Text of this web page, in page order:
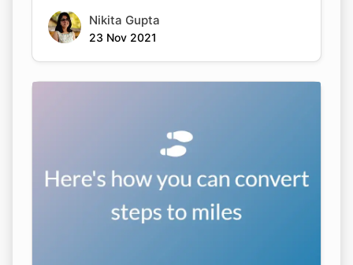
Nikita Gupta
23 Nov 2021